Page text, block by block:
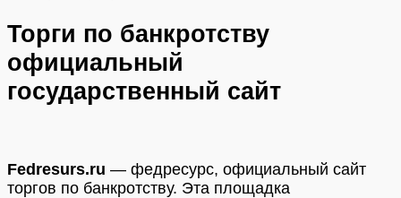
Торги по банкротству
официальный
государственный сайт
Fedresurs.ru — федресурс, официальный сайт
торгов по банкротству. Эта площадка